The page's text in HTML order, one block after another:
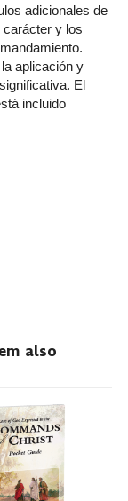
adicionales de
carácter y los
aplicación y
El
incluido
also